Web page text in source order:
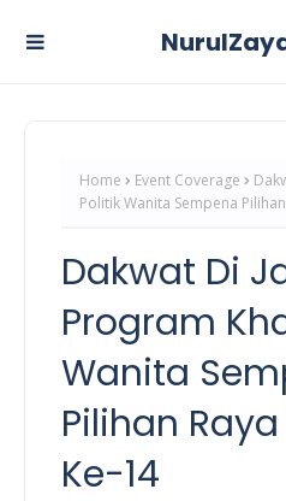
Home Event Coverage
Politik Wanita Sempena
Dakwat Di
Program
Wanita
Pilihan
Ke-14